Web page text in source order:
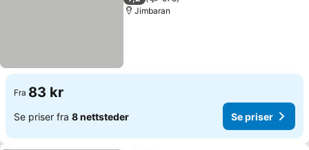
Jimbaran
Fra 83 kr
Se priser fra 8 nettsteder Se priser